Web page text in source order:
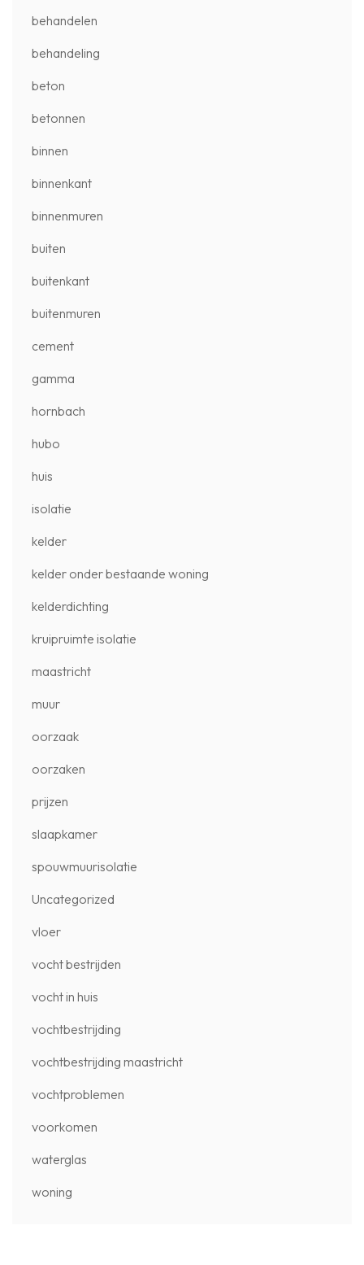
behandelen
behandeling
beton
betonnen
binnen
binnenkant
binnenmuren
buiten
buitenkant
buitenmuren
cement
gamma
hornbach
hubo
huis
isolatie
kelder
kelder onder bestaande woning
kelderdichting
kruipruimte isolatie
maastricht
muur
oorzaak
oorzaken
prijzen
slaapkamer
spouwmuurisolatie
Uncategorized
vloer
vocht bestrijden
vocht in huis
vochtbestrijding
vochtbestrijding maastricht
vochtproblemen
voorkomen
waterglas
woning